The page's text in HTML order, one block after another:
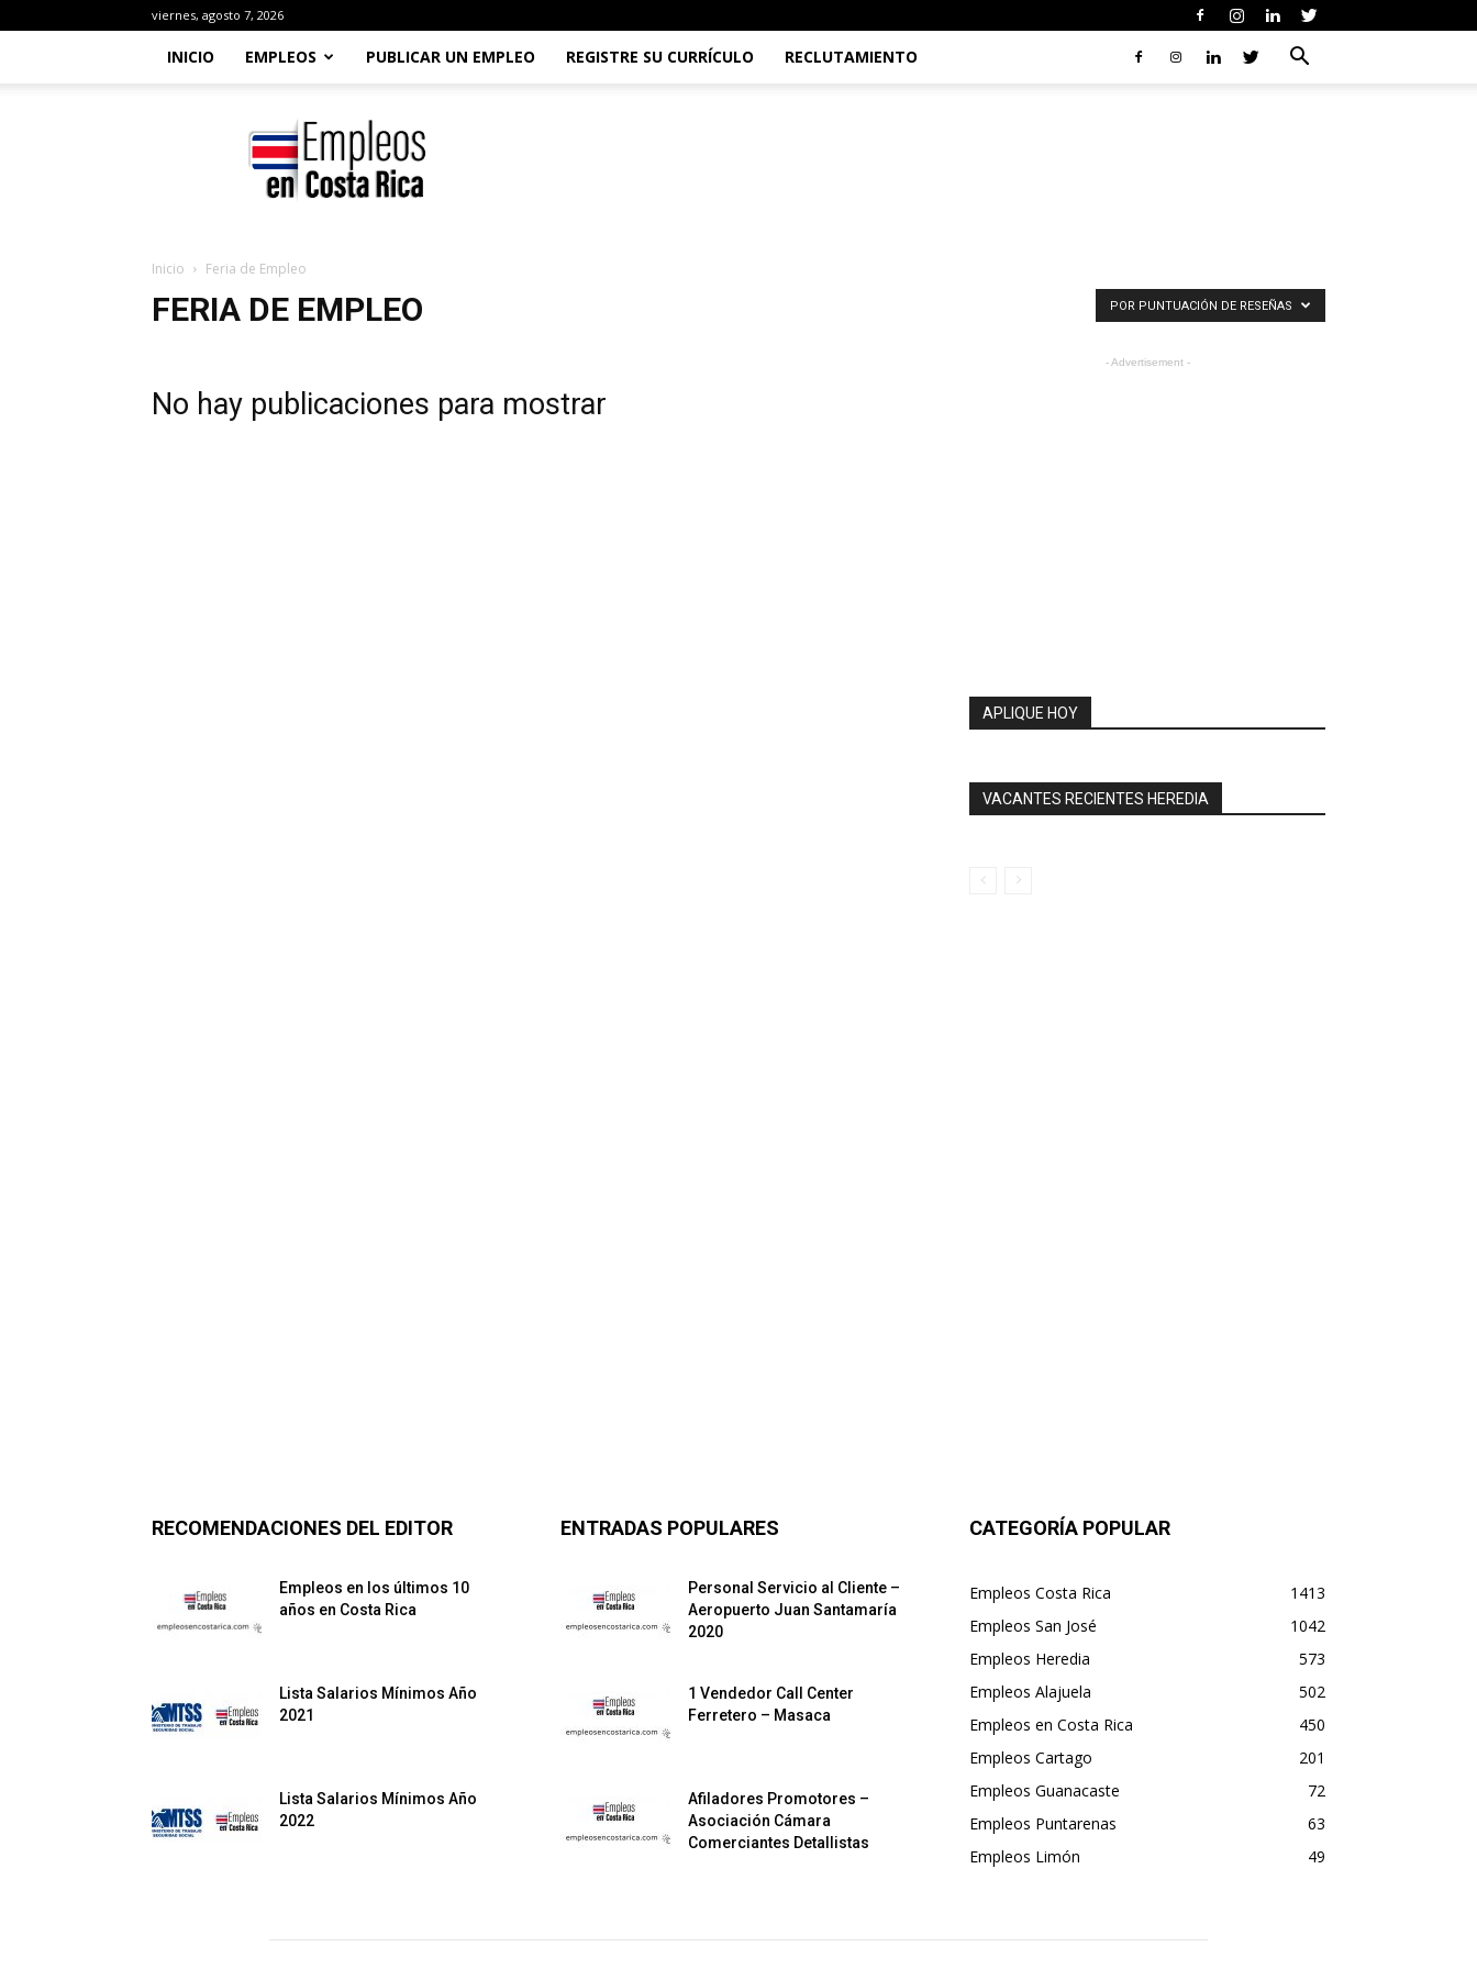
viernes, agosto 7, 2026
INICIO EMPLEOS PUBLICAR UN EMPLEO REGISTRE SU CURRÍCULO RECLUTAMIENTO
Costa
Inicio Feria de Empleo
FERIA DE EMPLEO POR PUNTUACIÓN DE RESEÑAS
No hay publicaciones para mostrar
- Advertisement -
APLIQUE HOY
VACANTES RECIENTES HEREDIA
RECOMENDACIONES DEL EDITOR
Empleos en los últimos 10
años en Costa Rica
Lista Salarios Mínimos Año
2021
Lista Salarios Mínimos Año
2022
ENTRADAS POPULARES
Personal Servicio al Cliente –
Aeropuerto Juan Santamaría
2020
1 Vendedor Call Center
Ferretero – Masaca
Afiladores Promotores –
Asociación Cámara
Comerciantes Detallistas
CATEGORÍA POPULAR
Empleos Costa Rica
1413
Empleos San José
1042
Empleos Heredia
573
Empleos Alajuela
502
Empleos en Costa Rica
450
Empleos Cartago
201
Empleos Guanacaste
72
Empleos Puntarenas
63
Empleos Limón
49